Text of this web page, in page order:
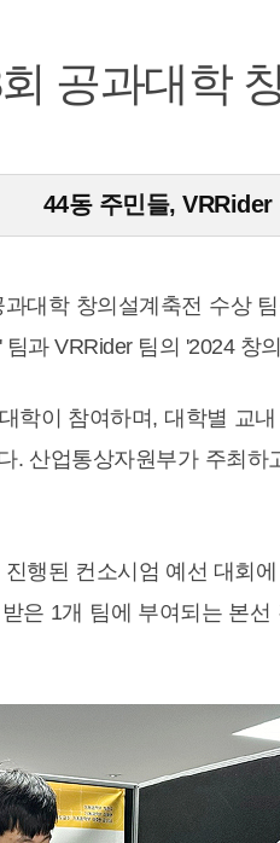
회 공과대학
44동 주민들,
대학 창의설계축전 수상
과 VRRider 팀의 '2024 창
학이 참여하며, 대학별 교
. 산업통상자원부가 주최
행된 컨소시엄 예선 대회
은 1개 팀에 부여되는 본